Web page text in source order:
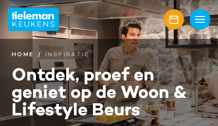
Home
Keukens
Onze collectie
Keukenmerken
Keukenfronten
Showroom
Showroomaanbiedingen
Inspiratie
Keukenstijlen
Nieuwbouw
HOME INSPIRATIE
Ontdek, proef en
geniet op de Woon &
Lifestyle Beurs